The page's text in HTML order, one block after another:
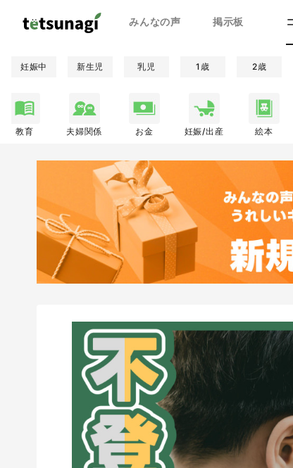
みんなの声 掲示板
妊娠中 新生児 乳児 1歳 2歳
教育 夫婦関係 お金 妊娠/出産 絵本